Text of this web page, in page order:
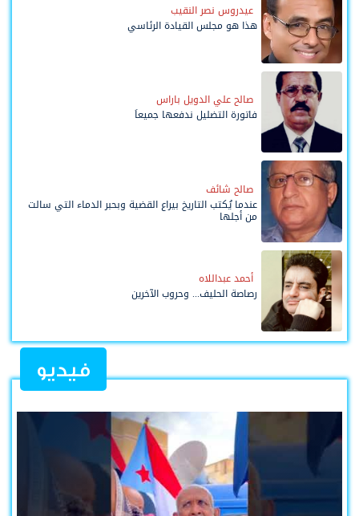
عيدروس نصر النقيب
هذا هو مجلس القيادة الرئاسي
صالح علي الدويل باراس
فاتورة التضليل ندفعها جميعاً
صالح شائف
عندما يُكتب التاريخ بيراع القضية وبحبر الدماء التي سالت
من أجلها
أحمد عبداللاه
رصاصة الحليف... وحروب الآخرين
فيديو